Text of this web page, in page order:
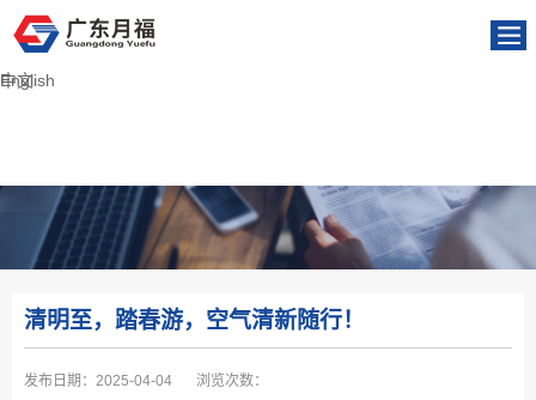
English
中文
清明至，踏春游，空气清新随行！
发布日期： 2025-04-04 浏览次数：